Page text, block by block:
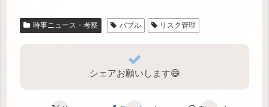
時事ニュース・考察 バブル リスク管理
シェアお願いします😄